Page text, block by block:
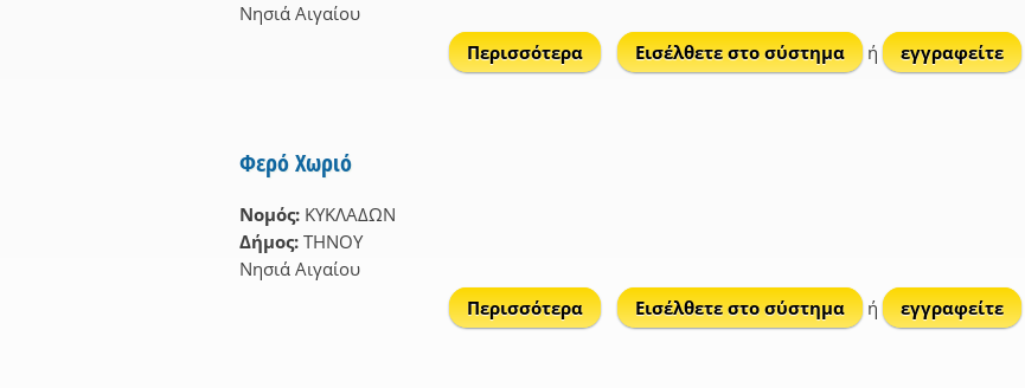
Νησιά Αιγαίου
Περισσότεραγια ΚέχροςΕισέλθετε στο σύστημα ή εγγραφείτε
Φερό Χωριό
Νομός: ΚΥΚΛΑΔΩΝ
Δήμος: ΤΗΝΟΥ
Νησιά Αιγαίου
Περισσότεραγια Φερό Χωριό
Εισέλθετε στο σύστημα ή εγγραφείτε